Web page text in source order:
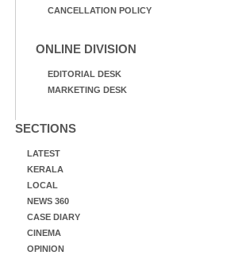
CANCELLATION POLICY
ONLINE DIVISION
EDITORIAL DESK
MARKETING DESK
SECTIONS
LATEST
KERALA
LOCAL
NEWS 360
CASE DIARY
CINEMA
OPINION